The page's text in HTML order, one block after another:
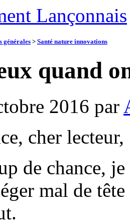
Lançonnais
générales > Santé nature innovations
quand
2016 par
cher lecteur,
de chance,
mal de